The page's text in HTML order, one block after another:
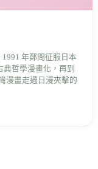
年鄭問征服日本
哲學漫畫化，再到
漫畫走過日漫夾擊的